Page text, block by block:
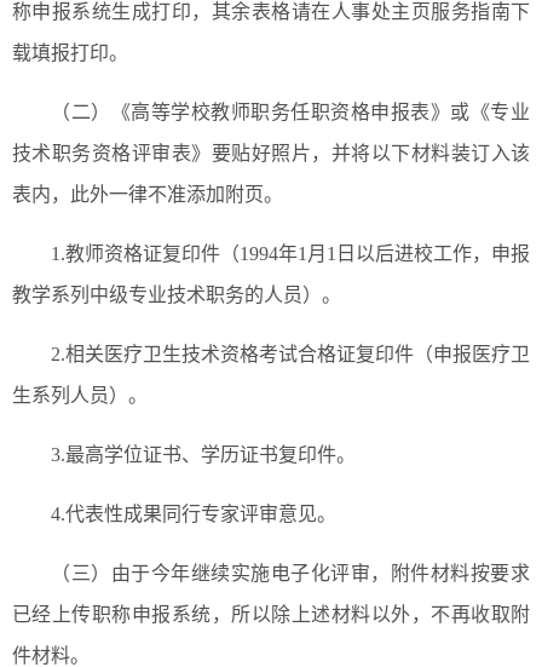
称申报系统生成打印，其余表格请在人事处主页服务指南下
载填报打印。
（二）《高等学校教师职务任职资格申报表》或《专业
技术职务资格评审表》要贴好照片，并将以下材料装订入该
表内，此外一律不准添加附页。
1.教师资格证复印件（1994年1月1日以后进校工作，申报
教学系列中级专业技术职务的人员）。
2.相关医疗卫生技术资格考试合格证复印件（申报医疗卫
生系列人员）。
3.最高学位证书、学历证书复印件。
4.代表性成果同行专家评审意见。
（三）由于今年继续实施电子化评审，附件材料按要求
已经上传职称申报系统，所以除上述材料以外，不再收取附
件材料。